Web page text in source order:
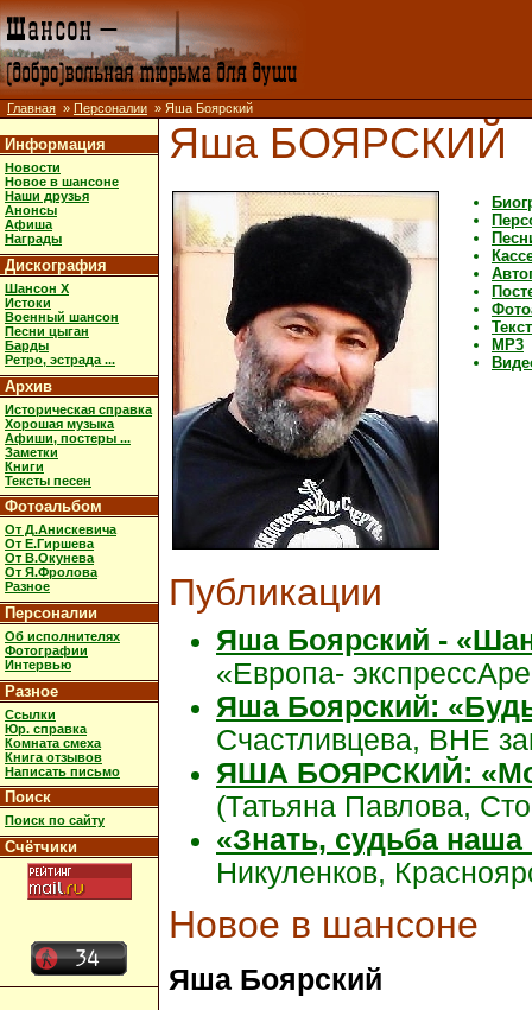
Главная » Персоналии » Яша Боярский
Информация
Новости
Новое в шансоне
Наши друзья
Анонсы
Афиша
Награды
Дискография
Шансон X
Истоки
Военный шансон
Песни цыган
Барды
Ретро, эстрада ...
Архив
Историческая справка
Хорошая музыка
Афиши, постеры ...
Заметки
Книги
Тексты песен
Фотоальбом
От Д.Анискевича
От Е.Гиршева
От В.Окунева
От Я.Фролова
Разное
Персоналии
Об исполнителях
Фотографии
Интервью
Разное
Ссылки
Юр. справка
Комната смеха
Книга отзывов
Написать письмо
Поиск
Поиск по сайту
Счётчики
Яша БОЯРСКИЙ
MP3
Публикации
Яша Боярский -
«Европа-
Яша Боярский:
Счастливцева, ВНЕ
ЯША БОЯРСКИЙ:
(Татьяна Павлова,
«Знать, судьба
Никуленков,
Новое в шансоне
Яша Боярский